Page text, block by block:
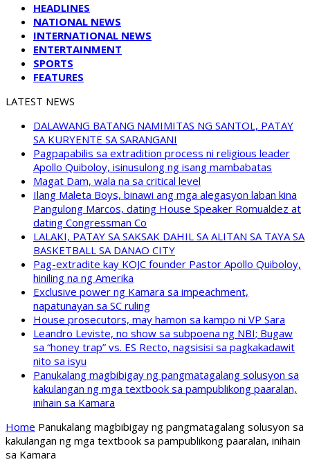
HEADLINES
NATIONAL NEWS
INTERNATIONAL NEWS
ENTERTAINMENT
SPORTS
FEATURES
LATEST NEWS
DALAWANG BATANG NAMIMITAS NG SANTOL, PATAY
SA KURYENTE SA SARANGANI
Pagpapabilis sa extradition process ni religious leader
Apollo Quiboloy, isinusulong ng isang mambabatas
Magat Dam, wala na sa critical level
Ilang Maleta Boys, binawi ang mga alegasyon laban kina
Pangulong Marcos, dating House Speaker Romualdez at
dating Congressman Co
LALAKI, PATAY SA SAKSAK DAHIL SA ALITAN SA TAYA SA
BASKETBALL SA DANAO CITY
Pag-extradite kay KOJC founder Pastor Apollo Quiboloy,
hiniling na ng Amerika
Exclusive power ng Kamara sa impeachment,
napatunayan sa SC ruling
House prosecutors, may hamon sa kampo ni VP Sara
Leandro Leviste, no show sa subpoena ng NBI; Bugaw
sa “honey trap” vs. ES Recto, nagsisisi sa pagkakadawit
nito sa isyu
Panukalang magbibigay ng pangmatagalang solusyon sa
kakulangan ng mga textbook sa pampublikong paaralan,
inihain sa Kamara
Home Panukalang magbibigay ng pangmatagalang solusyon sa
kakulangan ng mga textbook sa pampublikong paaralan, inihain
sa Kamara